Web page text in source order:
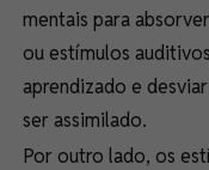
mentais para
ou estímulos
aprendizado e
ser assimilado.
Por outro lado, os